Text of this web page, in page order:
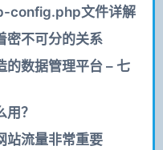
config.php文件详解
密不可分的关系
的数据管理平台 – 七
？
站流量非常重要